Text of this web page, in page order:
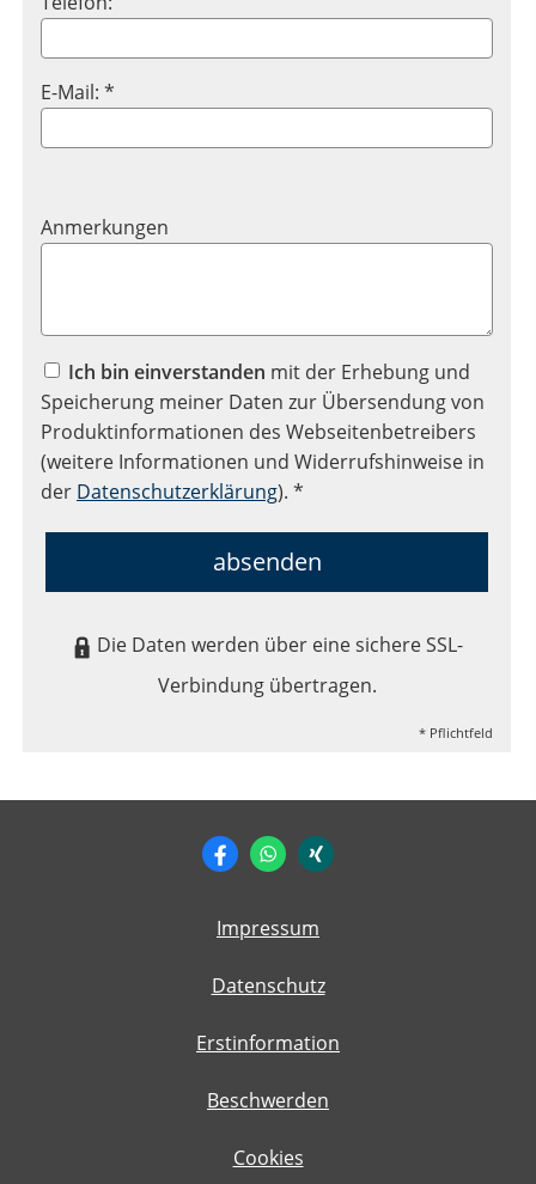
E-Mail: *
Anmerkungen
Ich bin einverstanden mit der Erhebung und
Speicherung meiner Daten zur Übersendung von
Produktinformationen des Webseitenbetreibers
(weitere Informationen und Widerrufshinweise in
der Datenschutzerklärung). *
absenden
Die Daten werden über eine sichere SSL-
Verbindung übertragen.
* Pflichtfeld
Impressum
Datenschutz
Erstinformation
Beschwerden
Cookies